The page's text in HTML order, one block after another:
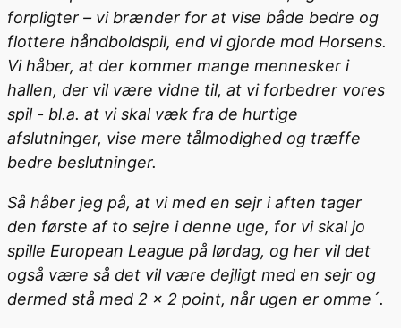
forpligter – vi brænder for at vise både bedre og
flottere håndboldspil, end vi gjorde mod Horsens.
Vi håber, at der kommer mange mennesker i
hallen, der vil være vidne til, at vi forbedrer vores
spil - bl.a. at vi skal væk fra de hurtige
afslutninger, vise mere tålmodighed og træffe
bedre beslutninger.
Så håber jeg på, at vi med en sejr i aften tager
den første af to sejre i denne uge, for vi skal jo
spille European League på lørdag, og her vil det
også være så det vil være dejligt med en sejr og
dermed stå med 2 x 2 point, når ugen er omme´.